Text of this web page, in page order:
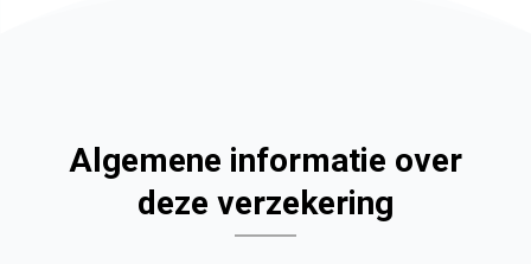
Algemene informatie over
deze verzekering